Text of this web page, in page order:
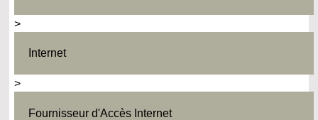
>
Internet
>
Fournisseur d'Accès Internet